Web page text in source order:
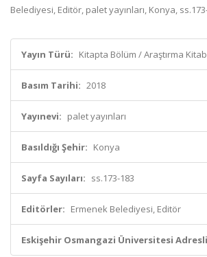
Belediyesi, Editör, palet yayınları, Konya,
Yayın Türü: Kitapta Bölüm / Araştırma
Basım Tarihi: 2018
Yayınevi: palet yayınları
Basıldığı Şehir: Konya
Sayfa Sayıları: ss.173-183
Editörler: Ermenek Belediyesi, Editör
Eskişehir Osmangazi Üniversitesi